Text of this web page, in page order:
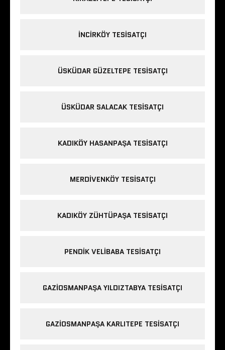
INCIRKÖY TESISATÇI
ÜSKÜDAR GÜZELTEPE TESISATÇI
ÜSKÜDAR SALACAK TESISATÇI
KADIKÖY HASANPAŞA TESISATÇI
MERDIVENKÖY TESISATÇI
KADIKÖY ZÜHTÜPAŞA TESISATÇI
PENDIK VELIBABA TESISATÇI
GAZIOSMANPAŞA YILDIZTABYA TESISATÇI
GAZIOSMANPAŞA KARLITEPE TESISATÇI